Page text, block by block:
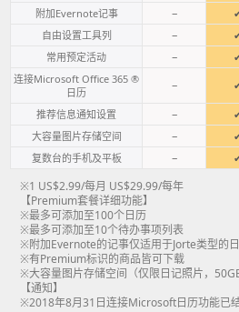
附加Evernote记事
−
自由设置工具列
−
常用预定活动
−
连接Microsoft Office 365 ®
日历
−
推荐信息通知设置 −
大容量图片存储空间
−
复数台的手机及平板
−
※1 US$2.99/每月 US$29.99/每年
【Premium套餐详细功能】
※最多可添加至100个日历
※最多可添加至10个待办事项列表
※附加Evernote的记事仅适用于Jorte类型的
※有Premium标识的商品皆可下载
※大容量图片存储空间（仅限日记照片，50GB
【通知】
※2018年8月31日连接Microsoft日历功能已结